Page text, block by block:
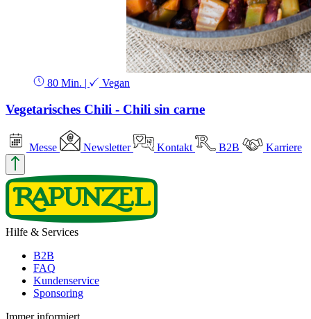
80 Min. | Vegan
Vegetarisches Chili - Chili sin carne
Messe Newsletter Kontakt B2B Karriere
Hilfe & Services
B2B
FAQ
Kundenservice
Sponsoring
Immer informiert